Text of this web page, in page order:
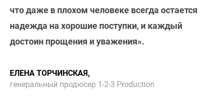
что даже в плохом человеке всегда остается
надежда на хорошие поступки, и каждый
достоин прощения и уважения».
ЕЛЕНА ТОРЧИНСКАЯ,
генеральный продюсер 1-2-3 Production